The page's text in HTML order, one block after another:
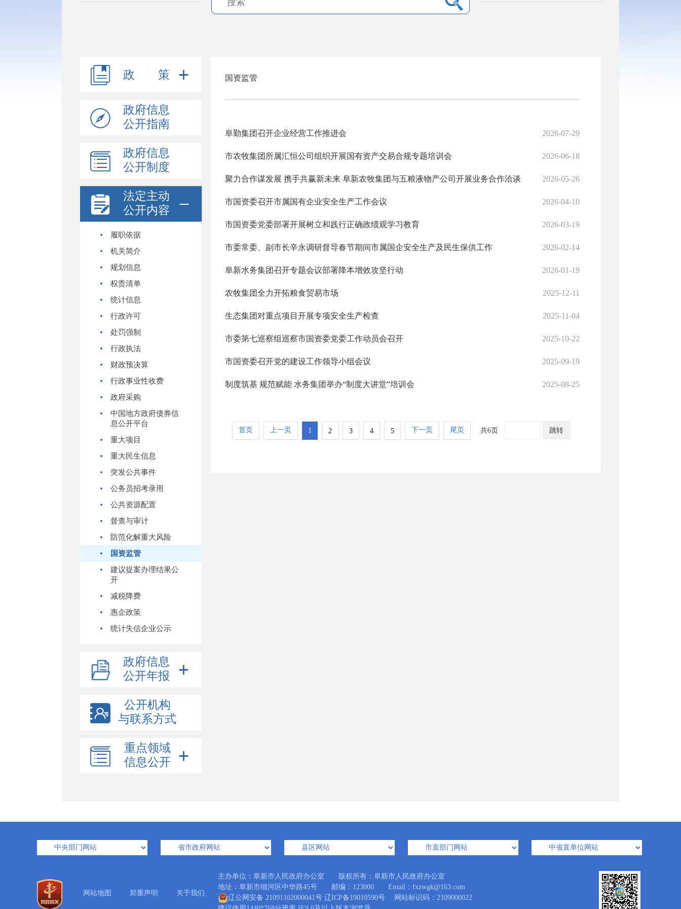
政 策
政府信息
公开指南
政府信息
公开制度
法定主动
公开内容
履职依据
机关简介
规划信息
权责清单
统计信息
行政许可
处罚强制
行政执法
财政预决算
行政事业性收费
政府采购
中国地方政府债券信
息公开平台
重大项目
重大民生信息
突发公共事件
公务员招考录用
公共资源配置
督查与审计
防范化解重大风险
国资监管
建议提案办理结果公
开
减税降费
惠企政策
统计失信企业公示
政府信息
公开年报
公开机构
与联系方式
重点领域
信息公开
国资监管
阜勤集团召开企业经营工作推进会 2026-07-29
市农牧集团所属汇恒公司组织开展国有资产交易合规专题培训会 2026-06-18
聚力合作谋发展 携手共赢新未来 阜新农牧集团与五粮液物产公司开展业务合作洽谈 2026-05-26
市国资委召开市属国有企业安全生产工作会议 2026-04-10
市国资委党委部署开展树立和践行正确政绩观学习教育 2026-03-19
市委常委、副市长辛永调研督导春节期间市属国企安全生产及民生保供工作 2026-02-14
阜新水务集团召开专题会议部署降本增效攻坚行动 2026-01-19
农牧集团全力开拓粮食贸易市场 2025-12-11
生态集团对重点项目开展专项安全生产检查 2025-11-04
市委第七巡察组巡察市国资委党委工作动员会召开 2025-10-22
市国资委召开党的建设工作领导小组会议 2025-09-19
制度筑基 规范赋能 水务集团举办“制度大讲堂”培训会 2025-08-25
首页 上一页 1 2 3 4 5 下一页 尾页 共6页 跳转
网站地图 郑重声明 关于我们
主办单位：阜新市人民政府办公室 版权所有：阜新市人民政府办公室
地址：阜新市细河区中华路45号 邮编：123000 Email：fxzwgk@163.com
辽公网安备 21091102000041号 辽ICP备19010590号 网站标识码：2109000022